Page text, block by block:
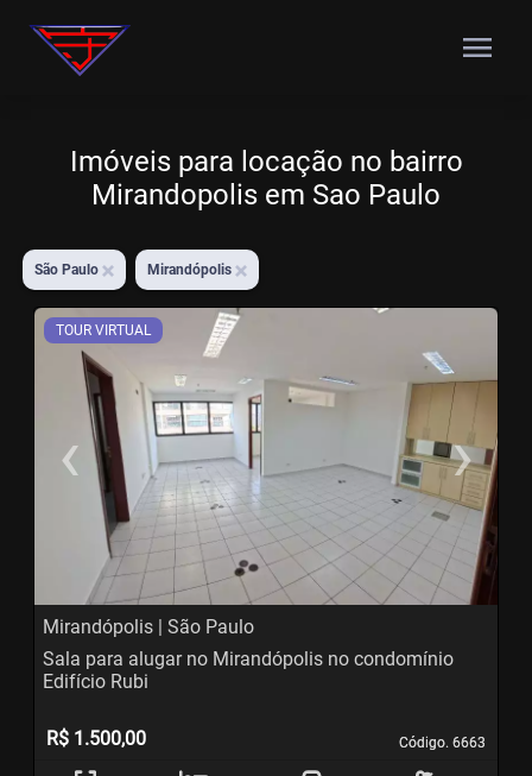
menu
Imóveis para locação no bairro
Mirandopolis em Sao Paulo
São Paulo Mirandópolis
TOUR VIRTUAL
‹
Previous
›
Mirandópolis | São Paulo
Código. 6663
Código. 6663
Sala para alugar no Mirandópolis no condomínio
Edifício Rubi
R$ 1.500,00